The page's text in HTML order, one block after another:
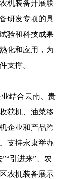
机装备开展联
研发专项的具
验和科技成果
化和应用，为
支撑。
结合云南、贵
获机、油菜移
企业和产品跨
支持永康举办
引进来”、农
农机装备展示